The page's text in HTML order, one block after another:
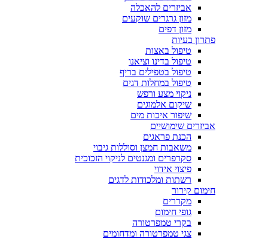
אביזרים להאכלה
מזון גרגרים שוקעים
מזון דפים
פתרון בעיות
טיפול באצות
טיפול בדינו וציאנו
טיפול בטפילים בריף
טיפול במחלות דגים
ניקוי מצע ורפש
שיקום אלמוגים
שיפור איכות מים
אביזרים שימושיים
הכנת פראגים
משאבות חמצן וסוללות גיבוי
סקרפרים ומגנטים לניקוי הזכוכית
פיצוי אידוי
רשתות ומלכודות לדגים
חימום קירור
מקררים
גופי חימום
בקרי טמפרטורה
צגי טמפרטורה ומדחומים